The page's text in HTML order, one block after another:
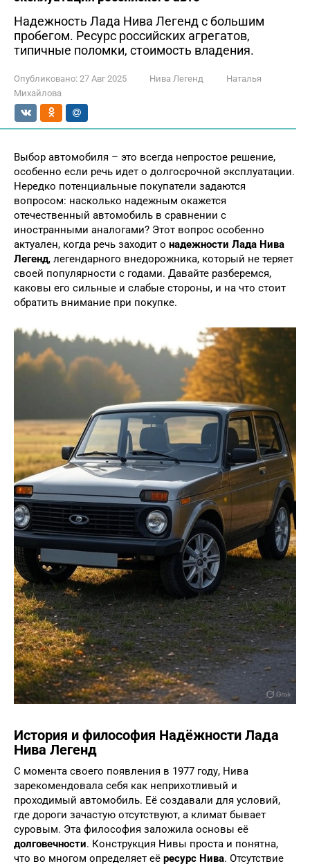
Надежность Лада Нива Легенд с большим
пробегом. Ресурс российских агрегатов,
типичные поломки, стоимость владения.
Опубликовано: 27 Авг 2025 Нива Легенд
Наталья
Михайлова
Выбор автомобиля – это всегда непростое решение,
особенно если речь идет о долгосрочной эксплуатации.
Нередко потенциальные покупатели задаются
вопросом: насколько надежным окажется
отечественный автомобиль в сравнении с
иностранными аналогами? Этот вопрос особенно
актуален, когда речь заходит о надежности Лада Нива
Легенд, легендарного внедорожника, который не теряет
своей популярности с годами. Давайте разберемся,
каковы его сильные и слабые стороны, и на что стоит
обратить внимание при покупке.
История и философия Надёжности Лада
Нива Легенд
С момента своего появления в 1977 году, Нива
зарекомендовала себя как неприхотливый и
проходимый автомобиль. Её создавали для условий,
где дороги зачастую отсутствуют, а климат бывает
суровым. Эта философия заложила основы её
долговечности. Конструкция Нивы проста и понятна,
что во многом определяет её ресурс Нива. Отсутствие